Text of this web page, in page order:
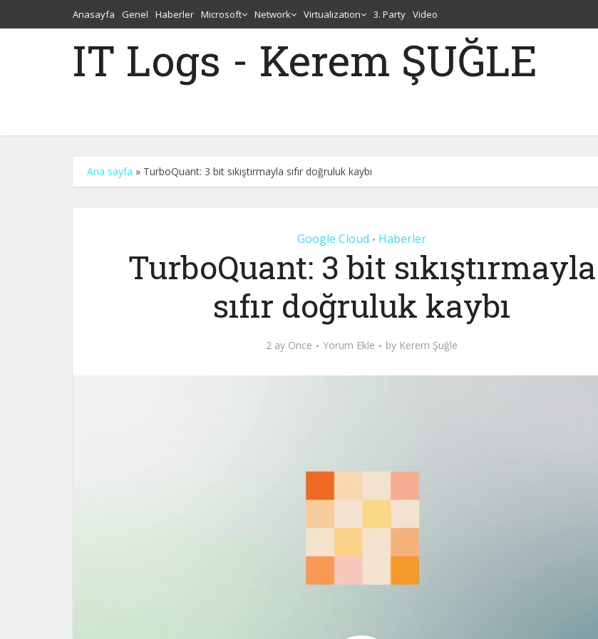
Anasayfa Genel Haberler Microsoft Network Virtualization 3. Party Video
IT Logs - Kerem ŞUĞLE
Ana sayfa » TurboQuant: 3 bit sıkıştırmayla sıfır doğruluk kaybı
Google Cloud • Haberler
TurboQuant: 3 bit sıkıştırmayla
sıfır doğruluk kaybı
2 ay Önce Yorum Ekle by Kerem Şuğle